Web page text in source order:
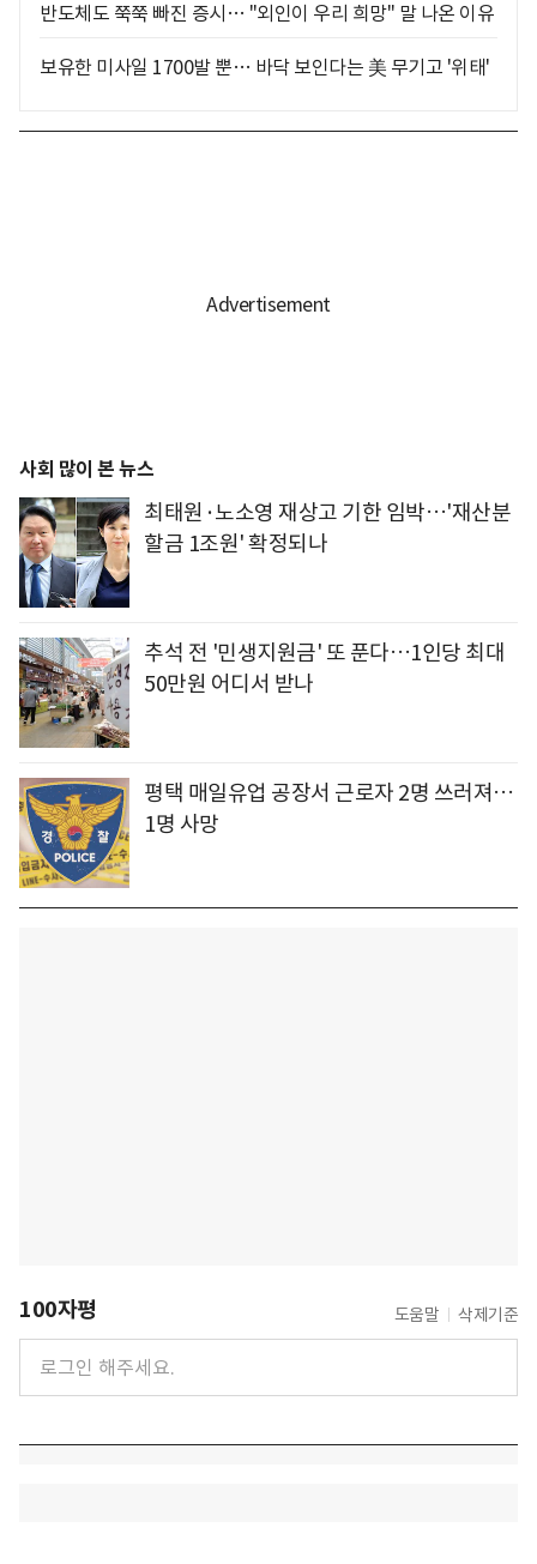
반도체도 쭉쭉 빠진 증시… "외인이 우리 희망" 말 나온 이유
보유한 미사일 1700발 뿐… 바닥 보인다는 美 무기고 '위태'
사회 많이 본 뉴스
최태원·노소영 재상고 기한 임박…'재산분
할금 1조원' 확정되나
추석 전 '민생지원금' 또 푼다…1인당 최대
50만원 어디서 받나
평택 매일유업 공장서 근로자 2명 쓰러져…
1명 사망
100자평 도움말 삭제기준